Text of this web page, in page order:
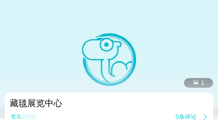
 1
藏毯展览中心
暂无点评 0条评论 